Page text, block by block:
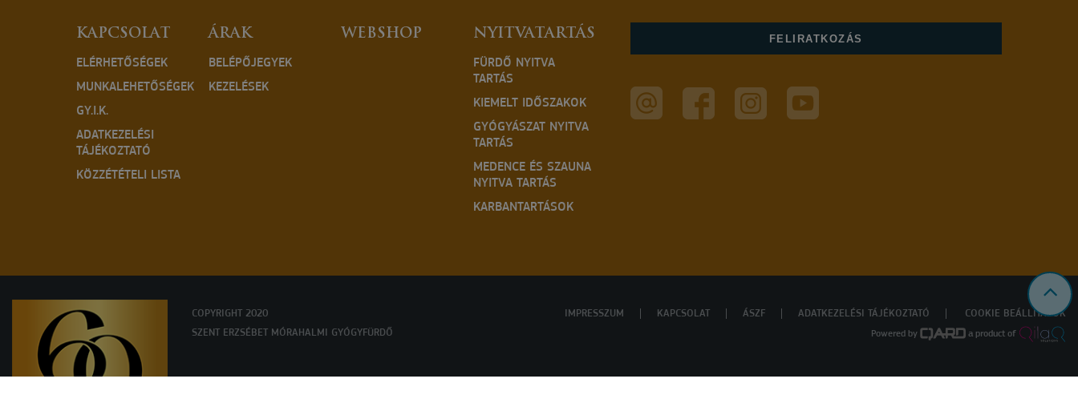
KAPCSOLAT
ELÉRHETŐSÉGEK
MUNKALEHETŐSÉGEK
GY.I.K.
ADATKEZELÉSI
TÁJÉKOZTATÓ
KÖZZÉTÉTELI LISTA
ÁRAK
BELÉPŐJEGYEK
KEZELÉSEK
WEBSHOP NYITVATARTÁS
FÜRDŐ NYITVA
TARTÁS
KIEMELT IDŐSZAKOK
GYÓGYÁSZAT NYITVA
TARTÁS
MEDENCE ÉS SZAUNA
NYITVA TARTÁS
KARBANTARTÁSOK
COPYRIGHT 2020
SZENT ERZSÉBET MÓRAHALMI GYÓGYFÜRDŐ
IMPRESSZUM KAPCSOLAT ÁSZF ADATKEZELÉSI TÁJÉKOZTATÓ COOKIE BEÁLLÍTÁSOK
Powered by a product of